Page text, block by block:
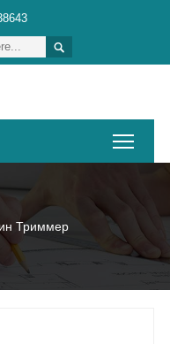

Триммер